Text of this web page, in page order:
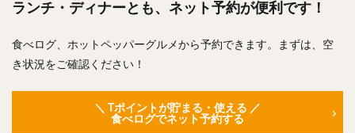
ランチ・ディナーとも、ネット予約が便利です！
食べログ、ホットペッパーグルメから予約できます。まずは、空
き状況をご確認ください！
＼ Tポイントが貯まる・使える ／
食べログでネット予約する